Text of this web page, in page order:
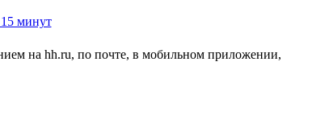
на hh.ru, по почте, в мобильном приложении,